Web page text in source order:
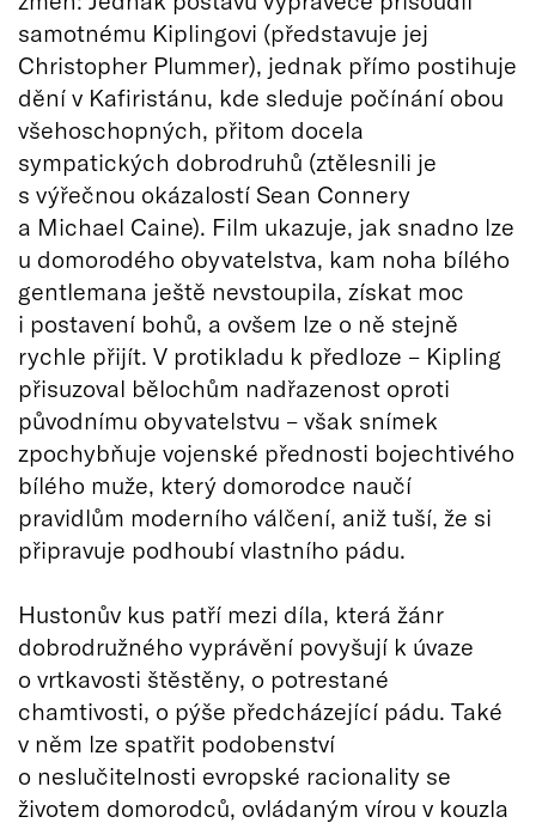
samotnému Kiplingovi (představuje jej
Christopher Plummer), jednak přímo postihuje
dění v Kafiristánu, kde sleduje počínání obou
všehoschopných, přitom docela
sympatických dobrodruhů (ztělesnili je
s výřečnou okázalostí Sean Connery
a Michael Caine). Film ukazuje, jak snadno lze
u domorodého obyvatelstva, kam noha bílého
gentlemana ještě nevstoupila, získat moc
i postavení bohů, a ovšem lze o ně stejně
rychle přijít. V protikladu k předloze – Kipling
přisuzoval bělochům nadřazenost oproti
původnímu obyvatelstvu – však snímek
zpochybňuje vojenské přednosti bojechtivého
bílého muže, který domorodce naučí
pravidlům moderního válčení, aniž tuší, že si
připravuje podhoubí vlastního pádu.
Hustonův kus patří mezi díla, která žánr
dobrodružného vyprávění povyšují k úvaze
o vrtkavosti štěstěny, o potrestané
chamtivosti, o pýše předcházející pádu. Také
v něm lze spatřit podobenství
o neslučitelnosti evropské racionality se
životem domorodců, ovládaným vírou v kouzla